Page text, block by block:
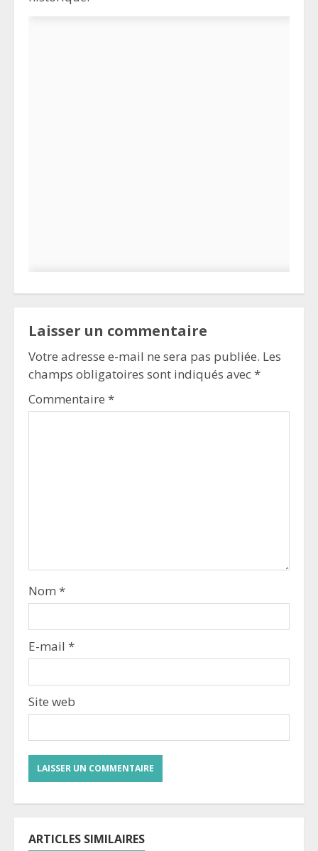
Laisser un commentaire
Votre adresse e-mail ne sera pas publiée. Les
champs obligatoires sont indiqués avec*
Commentaire *
Nom *
E-mail *
Site web
ARTICLES SIMILAIRES